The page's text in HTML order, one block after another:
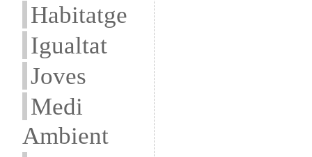
Habitatge
Igualtat
Joves
Medi
Ambient